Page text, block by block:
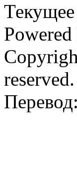
reserved.
Перевод: